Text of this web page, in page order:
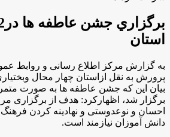
استان
به گزارش مرکز اطلاع رسانی و روابط
پرورش به نقل ازاستان چهار محال
برگزار شد، اظهارکرد: هدف از برگزاری
احسان و نوعدوستی و نهادینه کردن فرهنگ
دانش آموزان نیازمند است.